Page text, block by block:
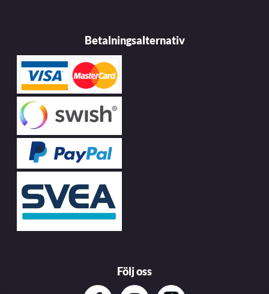
Betalningsalternativ
Följ oss